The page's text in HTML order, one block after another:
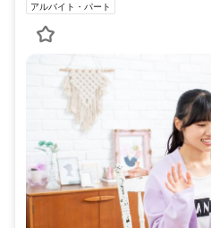
アルバイト・パート